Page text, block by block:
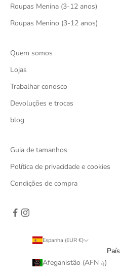
Roupas Menina (3-12 anos)
Roupas Menino (3-12 anos)
Quem somos
Lojas
Trabalhar conosco
Devoluções e trocas
blog
Guia de tamanhos
Política de privacidade e cookies
Condições de compra
Espanha (EUR €)
País
Afeganistão (AFN ؋)